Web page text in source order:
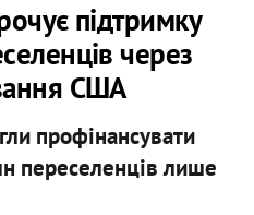
підтримку
через
США
профінансувати
переселенців лише